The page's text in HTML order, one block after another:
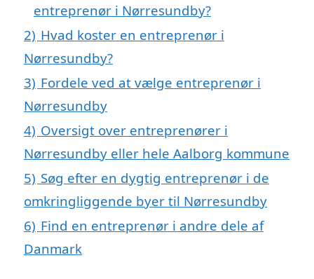
entreprenør i Nørresundby?
2) Hvad koster en entreprenør i
Nørresundby?
3) Fordele ved at vælge entreprenør i
Nørresundby
4) Oversigt over entreprenører i
Nørresundby eller hele Aalborg kommune
5) Søg efter en dygtig entreprenør i de
omkringliggende byer til Nørresundby
6) Find en entreprenør i andre dele af
Danmark